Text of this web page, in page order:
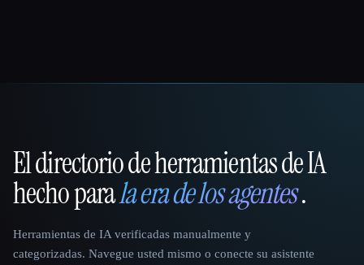
That AI Collection
El directorio de herramientas de IA
hecho parala era de los agentes.
Herramientas de IA verificadas manualmente y
categorizadas. Navegue usted mismo o conecte su asistente